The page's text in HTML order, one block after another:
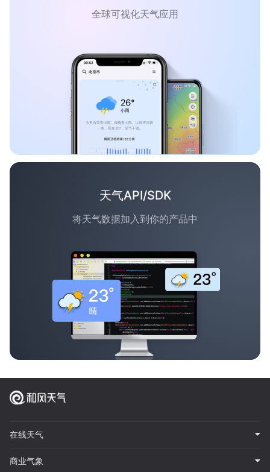
全球可视化天气应用
天气API/SDK
将天气数据加入到你的产品中
在线天气
商业气象